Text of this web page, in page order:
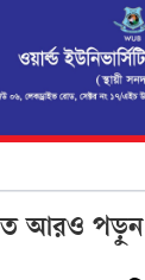
আরও পড়ুন